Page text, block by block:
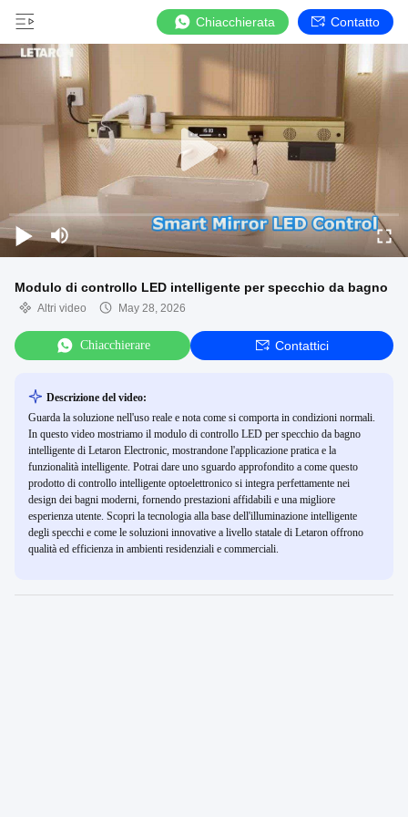
Chiacchierata Contatto
Modulo di controllo LED intelligente per specchio da bagno
Altri video May 28, 2026
Chiacchierare Contattici
Descrizione del video:
Guarda la soluzione nell'uso reale e nota come si comporta in condizioni normali.
In questo video mostriamo il modulo di controllo LED per specchio da bagno
intelligente di Letaron Electronic, mostrandone l'applicazione pratica e la
funzionalità intelligente. Potrai dare uno sguardo approfondito a come questo
prodotto di controllo intelligente optoelettronico si integra perfettamente nei
design dei bagni moderni, fornendo prestazioni affidabili e una migliore
esperienza utente. Scopri la tecnologia alla base dell'illuminazione intelligente
degli specchi e come le soluzioni innovative a livello statale di Letaron offrono
qualità ed efficienza in ambienti residenziali e commerciali.